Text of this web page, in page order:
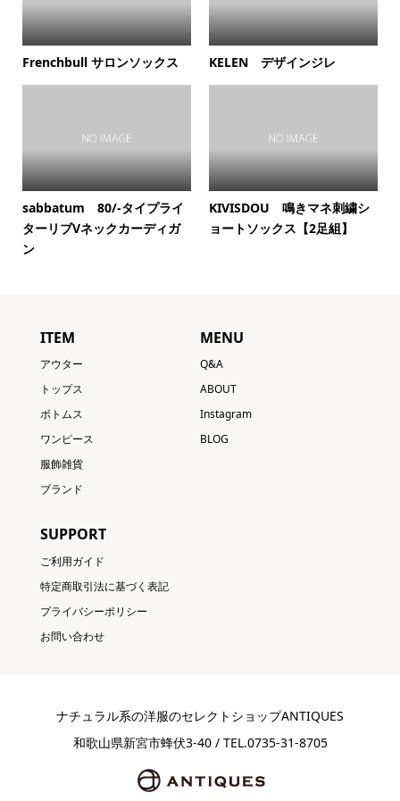
Frenchbull サロンソックス KELEN デザインジレ
sabbatum 80/-タイプライ
ターリブVネックカーディガ
ン
KIVISDOU 鳴きマネ刺繍シ
ョートソックス【2足組】
ITEM
アウター
トップス
ボトムス
ワンピース
服飾雑貨
ブランド
MENU
Q&A
ABOUT
Instagram
BLOG
SUPPORT
ご利用ガイド
特定商取引法に基づく表記
プライバシーポリシー
お問い合わせ
ナチュラル系の洋服のセレクトショップANTIQUES
和歌山県新宮市蜂伏3-40 / TEL.0735-31-8705